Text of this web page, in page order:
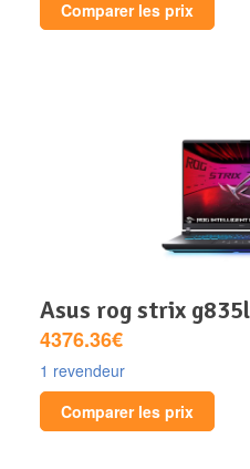
Comparer les prix
asus rog strix
4376.36€
1 revendeur
Comparer les prix